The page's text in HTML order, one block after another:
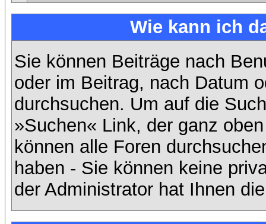
Wie kann ich
Sie können Beiträge nach
oder im Beitrag, nach Datum
durchsuchen. Um auf die
»Suchen« Link, der ganz
können alle Foren
haben - Sie können keine
der Administrator hat Ihnen